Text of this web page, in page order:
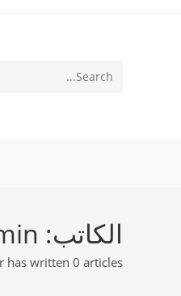
Search
الكاتب:
has written 0 articles